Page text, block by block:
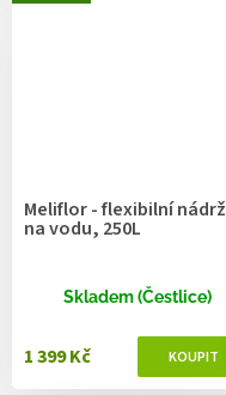
Meliflor - flexibilní nádrž
na vodu, 250L
Skladem (Čestlice)
1 399 Kč